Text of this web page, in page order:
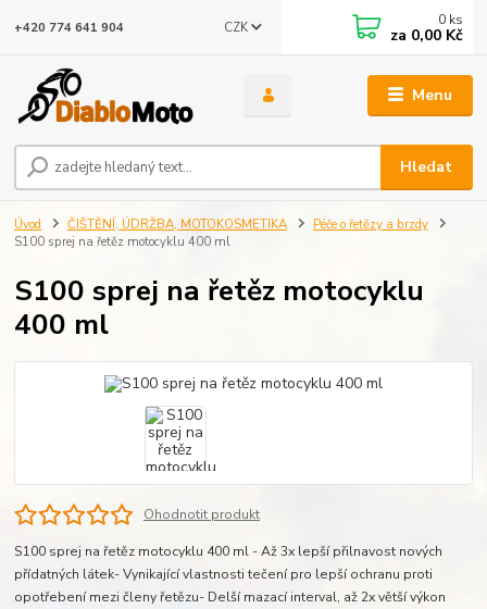
Menu
CZK
Hledat
+420 774 641 904 0 ks
za 0,00 Kč
Úvod ČIŠTĚNÍ, ÚDRŽBA, MOTOKOSMETIKA
Péče o řetězy a brzdy
S100 sprej na řetěz motocyklu 400 ml
S100 sprej na řetěz motocyklu
400 ml
Ohodnotit produkt
S100 sprej na řetěz motocyklu 400 ml - Až 3x lepší přilnavost nových
přídatných látek- Vynikající vlastnosti tečení pro lepší ochranu proti
opotřebení mezi členy řetězu- Delší mazací interval, až 2x větší výkon